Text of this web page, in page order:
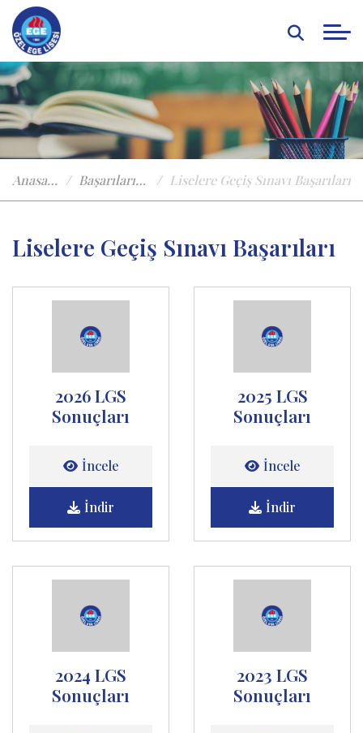
Anasayfa Başarılarımız Liselere Geçiş Sınavı Başarıları
Liselere Geçiş Sınavı Başarıları
2026 LGS
Sonuçları
İncele
İndir
2025 LGS
Sonuçları
İncele
İndir
2024 LGS
Sonuçları
2023 LGS
Sonuçları